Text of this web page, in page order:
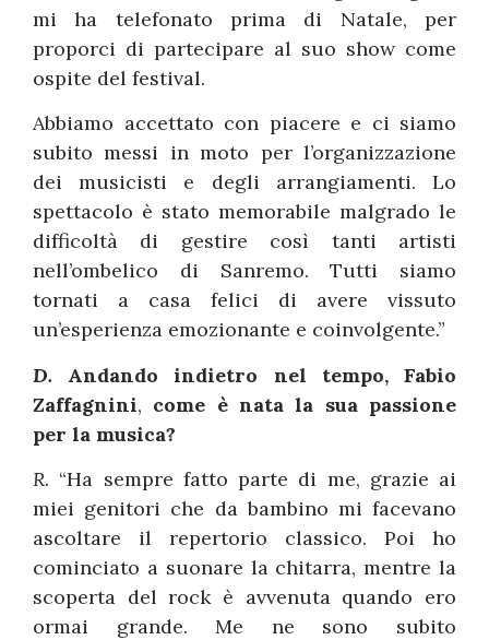
mi ha telefonato prima di Natale, per
proporci di partecipare al suo show come
ospite del festival.
Abbiamo accettato con piacere e ci siamo
subito messi in moto per l’organizzazione
dei musicisti e degli arrangiamenti. Lo
spettacolo è stato memorabile malgrado le
difficoltà di gestire così tanti artisti
nell’ombelico di Sanremo. Tutti siamo
tornati a casa felici di avere vissuto
un’esperienza emozionante e coinvolgente.”
D. Andando indietro nel tempo, Fabio
Zaffagnini, come è nata la sua passione
per la musica?
R. “Ha sempre fatto parte di me, grazie ai
miei genitori che da bambino mi facevano
ascoltare il repertorio classico. Poi ho
cominciato a suonare la chitarra, mentre la
scoperta del rock è avvenuta quando ero
ormai grande. Me ne sono subito